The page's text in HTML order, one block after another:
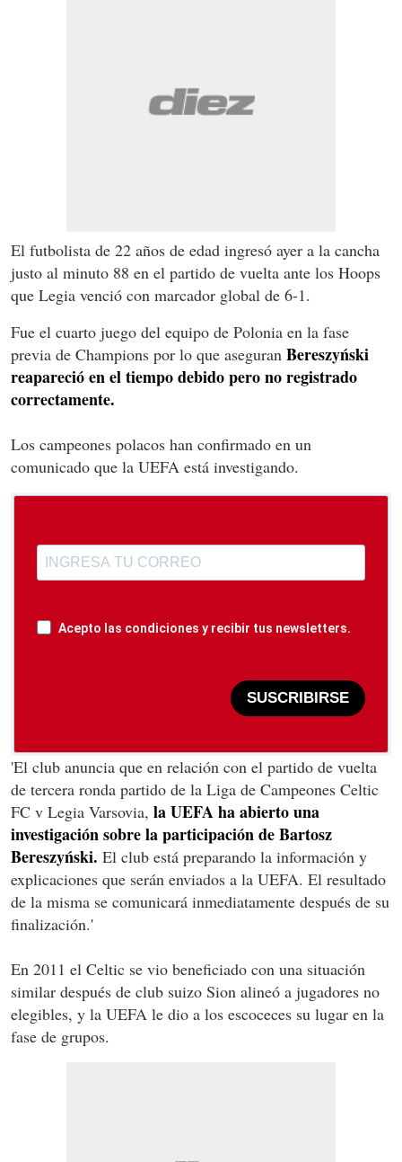
El futbolista de 22 años de edad ingresó ayer a la cancha
justo al minuto 88 en el partido de vuelta ante los Hoops
que Legia venció con marcador global de 6-1.
Fue el cuarto juego del equipo de Polonia en la fase
previa de Champions por lo que aseguran Bereszyński
reapareció en el tiempo debido pero no registrado
correctamente.
Los campeones polacos han confirmado en un
comunicado que la UEFA está investigando.
Acepto las condiciones y recibir tus newsletters.
SUSCRIBIRSE
'El club anuncia que en relación con el partido de vuelta
de tercera ronda partido de la Liga de Campeones Celtic
FC v Legia Varsovia, la UEFA ha abierto una
investigación sobre la participación de Bartosz
Bereszyński. El club está preparando la información y
explicaciones que serán enviados a la UEFA. El resultado
de la misma se comunicará inmediatamente después de su
finalización.'
En 2011 el Celtic se vio beneficiado con una situación
similar después de club suizo Sion alineó a jugadores no
elegibles, y la UEFA le dio a los escoceces su lugar en la
fase de grupos.